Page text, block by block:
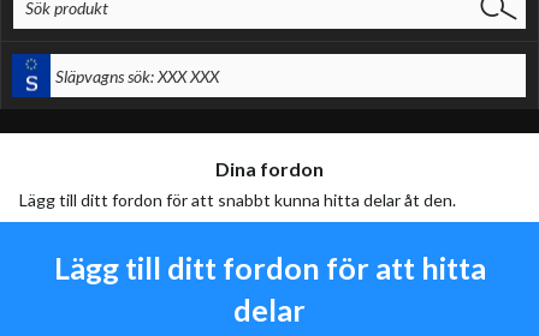
Dina fordon
Lägg till ditt fordon för att snabbt kunna hitta delar åt den.
Lägg till ditt fordon för att hitta
delar